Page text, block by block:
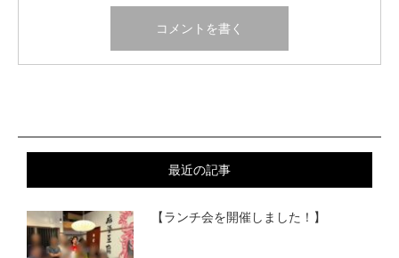
最近の記事
【ランチ会を開催しました！】